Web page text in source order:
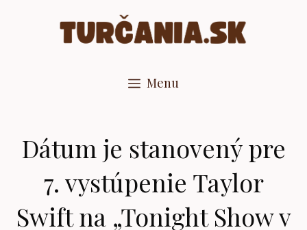
Menu
Dátum je stanovený pre
7. vystúpenie Taylor
Swift na „Tonight Show v